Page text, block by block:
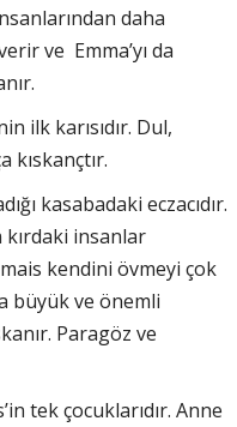
daha
ve Emma’yı da
ilk karısıdır. Dul,
kıskançtır.
kasabadaki eczacıdır.
insanlar
kendini övmeyi çok
büyük ve önemli
Paragöz ve
tek çocuklarıdır. Anne